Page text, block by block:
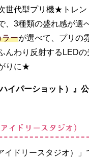
世代型プリ機★トレン
、3種類の盛れ感が選
ラーが選べて、プリの
んわり反射するLEDの
りに★
イパーショット）』
ドリースタジオ）
イドリースタジオ）